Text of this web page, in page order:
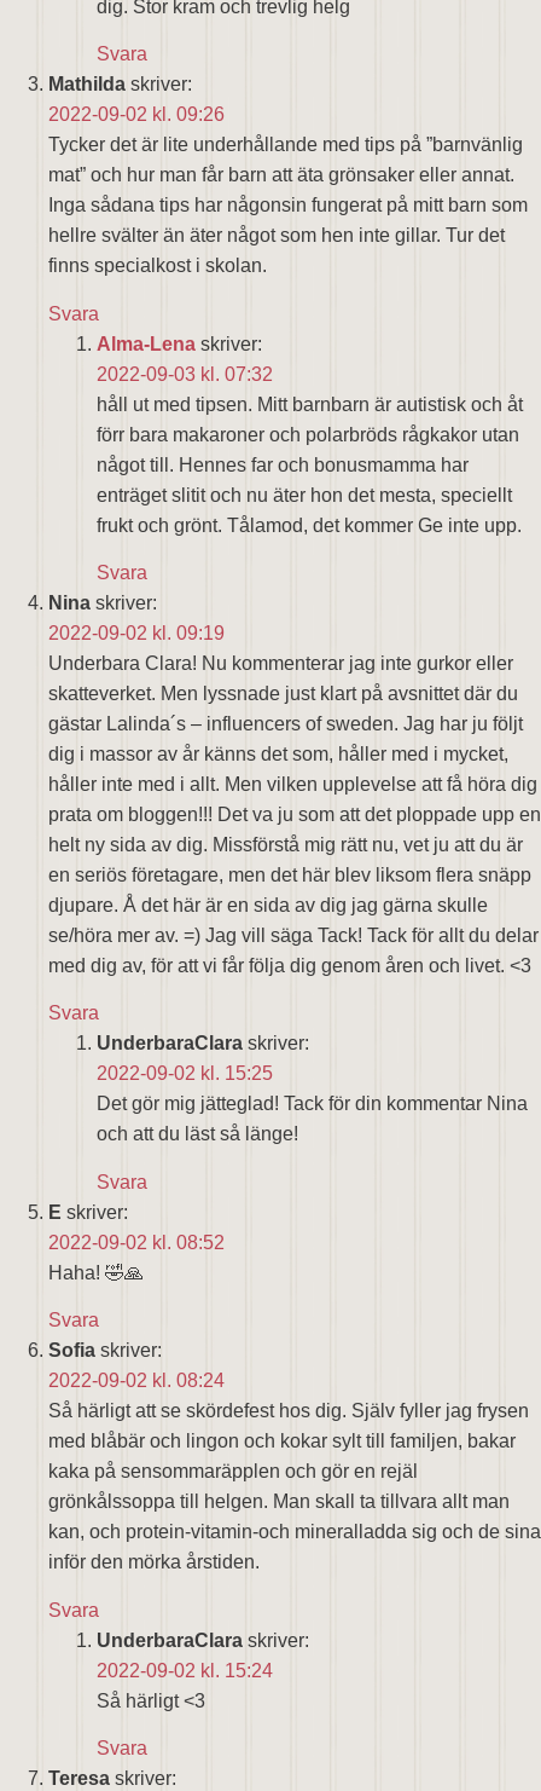
dig. Stor kram och trevlig helg
Svara
Mathilda skriver:
2022-09-02 kl. 09:26
Tycker det är lite underhållande med tips på ”barnvänlig
mat” och hur man får barn att äta grönsaker eller annat.
Inga sådana tips har någonsin fungerat på mitt barn som
hellre svälter än äter något som hen inte gillar. Tur det
finns specialkost i skolan.
Svara
Alma-Lena skriver:
2022-09-03 kl. 07:32
håll ut med tipsen. Mitt barnbarn är autistisk och åt
förr bara makaroner och polarbröds rågkakor utan
något till. Hennes far och bonusmamma har
enträget slitit och nu äter hon det mesta, speciellt
frukt och grönt. Tålamod, det kommer Ge inte upp.
Svara
Nina skriver:
2022-09-02 kl. 09:19
Underbara Clara! Nu kommenterar jag inte gurkor eller
skatteverket. Men lyssnade just klart på avsnittet där du
gästar Lalinda´s – influencers of sweden. Jag har ju följt
dig i massor av år känns det som, håller med i mycket,
håller inte med i allt. Men vilken upplevelse att få höra dig
prata om bloggen!!! Det va ju som att det ploppade upp en
helt ny sida av dig. Missförstå mig rätt nu, vet ju att du är
en seriös företagare, men det här blev liksom flera snäpp
djupare. Å det här är en sida av dig jag gärna skulle
se/höra mer av. =) Jag vill säga Tack! Tack för allt du delar
med dig av, för att vi får följa dig genom åren och livet. <3
Svara
UnderbaraClara skriver:
2022-09-02 kl. 15:25
Det gör mig jätteglad! Tack för din kommentar Nina
och att du läst så länge!
Svara
E skriver:
2022-09-02 kl. 08:52
Haha! 🤣🙏
Svara
Sofia skriver:
2022-09-02 kl. 08:24
Så härligt att se skördefest hos dig. Själv fyller jag frysen
med blåbär och lingon och kokar sylt till familjen, bakar
kaka på sensommaräpplen och gör en rejäl
grönkålssoppa till helgen. Man skall ta tillvara allt man
kan, och protein-vitamin-och mineralladda sig och de sina
inför den mörka årstiden.
Svara
UnderbaraClara skriver:
2022-09-02 kl. 15:24
Så härligt <3
Svara
Teresa skriver: